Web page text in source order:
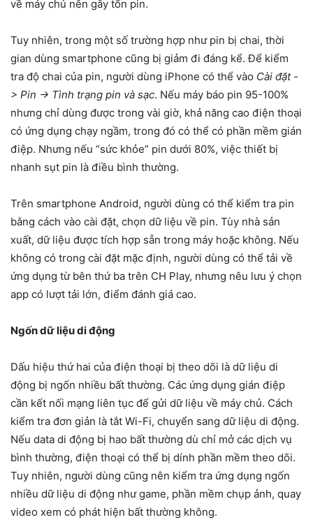
về máy chủ nên gây tốn pin.
Tuy nhiên, trong một số trường hợp như pin bị chai, thời
gian dùng smartphone cũng bị giảm đi đáng kể. Để kiểm
tra độ chai của pin, người dùng iPhone có thể vào Cài đặt -
> Pin -> Tình trạng pin và sạc. Nếu máy báo pin 95-100%
nhưng chỉ dùng được trong vài giờ, khả năng cao điện thoại
có ứng dụng chạy ngầm, trong đó có thể có phần mềm gián
điệp. Nhưng nếu “sức khỏe” pin dưới 80%, việc thiết bị
nhanh sụt pin là điều bình thường.
Trên smartphone Android, người dùng có thể kiểm tra pin
bằng cách vào cài đặt, chọn dữ liệu về pin. Tùy nhà sản
xuất, dữ liệu được tích hợp sẵn trong máy hoặc không. Nếu
không có trong cài đặt mặc định, người dùng có thể tải về
ứng dụng từ bên thứ ba trên CH Play, nhưng nêu lưu ý chọn
app có lượt tải lớn, điểm đánh giá cao.
Ngốn dữ liệu di động
Dấu hiệu thứ hai của điện thoại bị theo dõi là dữ liệu di
động bị ngốn nhiều bất thường. Các ứng dụng gián điệp
cần kết nối mạng liên tục để gửi dữ liệu về máy chủ. Cách
kiểm tra đơn giản là tắt Wi-Fi, chuyển sang dữ liệu di động.
Nếu data di động bị hao bất thường dù chỉ mở các dịch vụ
bình thường, điện thoại có thể bị dính phần mềm theo dõi.
Tuy nhiên, người dùng cũng nên kiểm tra ứng dụng ngốn
nhiều dữ liệu di động như game, phần mềm chụp ảnh, quay
video xem có phát hiện bất thường không.